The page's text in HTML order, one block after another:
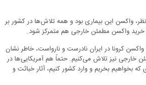
واکسن این بیماری بود و همه تلاش‌ها در کشور بر
خرید واکسن مطمئن خارجی هم متمرکز شود.
کرونا در ایران نادرست و نارواست، خاطر نشان
خارجی نیز تلاش می‌کنیم. حتماً هم آمریکایی‌ها در
که بخواهیم بخریم و وارد کشور کنیم، آثار خباثت و